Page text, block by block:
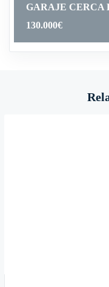
GARAJE CERCA
130.000€